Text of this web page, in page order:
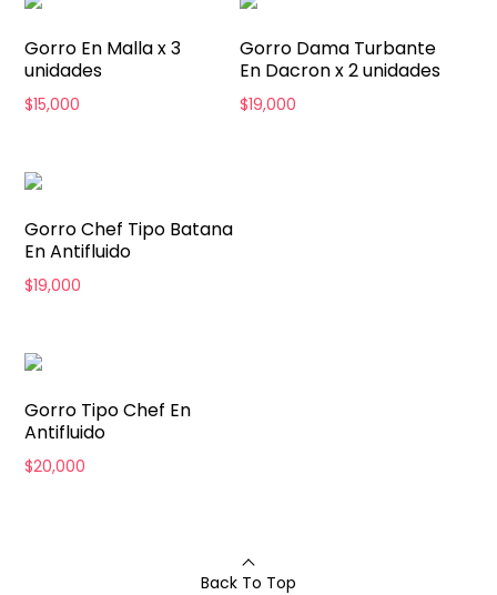
Gorro En Malla x 3
unidades
$15,000
Gorro Dama Turbante
En Dacron x 2 unidades
$19,000
Gorro Chef Tipo Batana
En Antifluido
$19,000
Gorro Tipo Chef En
Antifluido
$20,000
Back To Top